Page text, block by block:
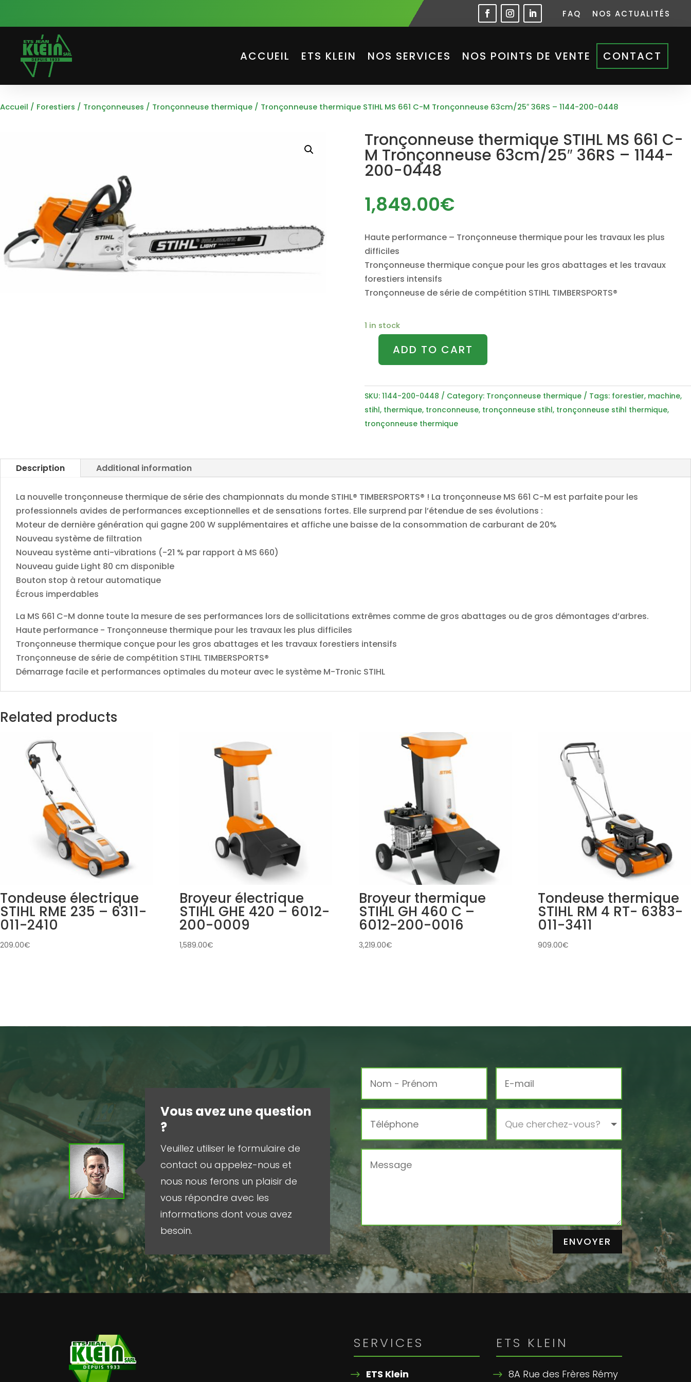
FAQ NOS ACTUALITÉS
ACCUEIL ETS KLEIN NOS SERVICES NOS POINTS DE VENTE CONTACT
Accueil / Forestiers / Tronçonneuses / Tronçonneuse thermique / Tronçonneuse thermique STIHL MS 661 C-M Tronçonneuse 63cm/25″ 36RS – 1144-200-0448
Tronçonneuse thermique STIHL MS 661 C-
M Tronçonneuse 63cm/25″ 36RS – 1144-
200-0448
1,849.00€
Haute performance – Tronçonneuse thermique pour les travaux les plus
difficiles
Tronçonneuse thermique conçue pour les gros abattages et les travaux
forestiers intensifs
Tronçonneuse de série de compétition STIHL TIMBERSPORTS®
1 in stock
Tronçonneuse
STIHL
MS
661
C-
36RS
-
1144-
200-
ADD TO CART
SKU: 1144-200-0448 Category: Tronçonneuse thermique Tags: forestier, machine,
stihl, thermique, tronconneuse, tronçonneuse stihl, tronçonneuse stihl thermique,
tronçonneuse thermique
Description Additional information
La nouvelle tronçonneuse thermique de série des championnats du monde STIHL® TIMBERSPORTS® ! La tronçonneuse MS 661 C-M est parfaite pour les
professionnels avides de performances exceptionnelles et de sensations fortes. Elle surprend par l’étendue de ses évolutions :
Moteur de dernière génération qui gagne 200 W supplémentaires et affiche une baisse de la consommation de carburant de 20%
Nouveau système de filtration
Nouveau système anti-vibrations (-21 % par rapport à MS 660)
Nouveau guide Light 80 cm disponible
Bouton stop à retour automatique
Écrous imperdables
La MS 661 C-M donne toute la mesure de ses performances lors de sollicitations extrêmes comme de gros abattages ou de gros démontages d’arbres.
Haute performance - Tronçonneuse thermique pour les travaux les plus difficiles
Tronçonneuse thermique conçue pour les gros abattages et les travaux forestiers intensifs
Tronçonneuse de série de compétition STIHL TIMBERSPORTS®
Démarrage facile et performances optimales du moteur avec le système M-Tronic STIHL
Related products
Tondeuse électrique
STIHL RME 235 – 6311-
011-2410
209.00€
Broyeur électrique
STIHL GHE 420 – 6012-
200-0009
1,589.00€
Broyeur thermique
STIHL GH 460 C –
6012-200-0016
3,219.00€
Tondeuse thermique
STIHL RM 4 RT- 6383-
011-3411
909.00€
Vous avez une question
?
Veuillez utiliser le formulaire de
contact ou appelez-nous et
nous nous ferons un plaisir de
vous répondre avec les
informations dont vous avez
besoin.
ENVOYER
SERVICES
ETS Klein
ETS KLEIN
8A Rue des Frères Rémy